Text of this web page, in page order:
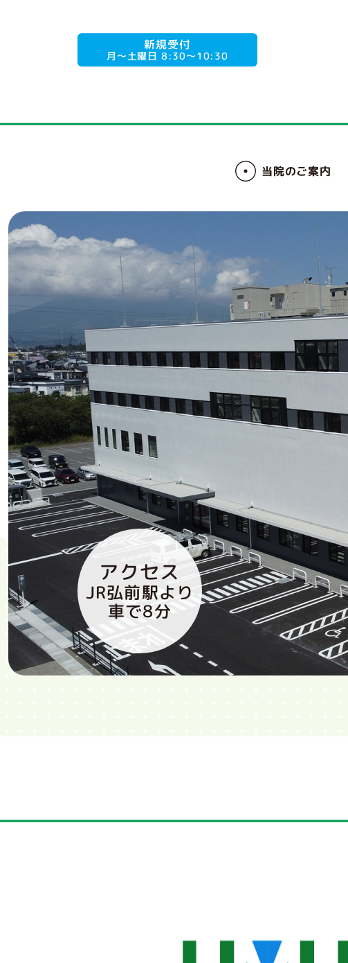
新規受付
月〜土曜日 8:30〜10:30
当院のご案内
アクセス
JR弘前駅より
車で8分